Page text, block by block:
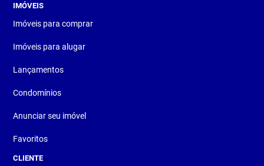
IMÓVEIS
Imóveis para comprar
Imóveis para alugar
Lançamentos
Condomínios
Anunciar seu imóvel
Favoritos
CLIENTE